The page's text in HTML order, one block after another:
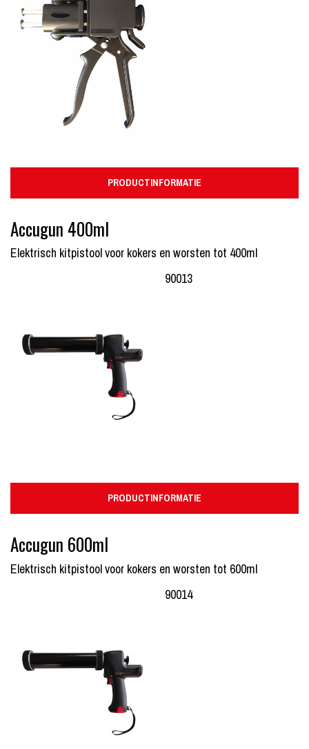
PRODUCTINFORMATIE
Accugun 400ml
Elektrisch kitpistool voor kokers en worsten tot 400ml
90013
PRODUCTINFORMATIE
Accugun 600ml
Elektrisch kitpistool voor kokers en worsten tot 600ml
90014